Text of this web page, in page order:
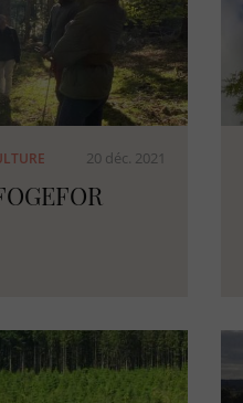
20 déc. 2021